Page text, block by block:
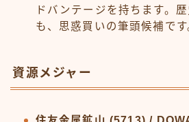
ドバンテージを持ちます。
も、思惑買いの筆頭候補です
資源メジャー